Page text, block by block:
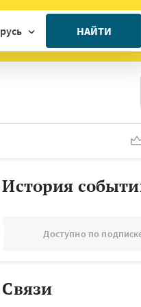
НАЙТИ
История
Доступно по
Связи